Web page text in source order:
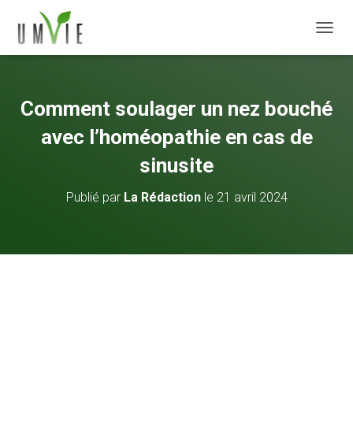
Comment soulager un nez bouché
avec l’homéopathie en cas de
sinusite
Publié par La Rédactionle 21 avril 2024